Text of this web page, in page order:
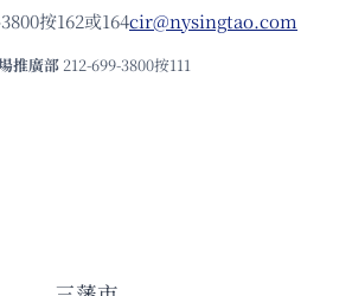
按162或164cir@nysingtao.com
推廣部 212-699-3800按111